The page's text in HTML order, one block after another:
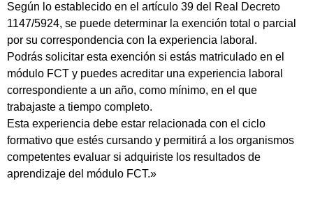
Según lo establecido en el artículo 39 del Real Decreto
1147/5924, se puede determinar la exención total o parcial
por su correspondencia con la experiencia laboral.
Podrás solicitar esta exención si estás matriculado en el
módulo FCT y puedes acreditar una experiencia laboral
correspondiente a un año, como mínimo, en el que
trabajaste a tiempo completo.
Esta experiencia debe estar relacionada con el ciclo
formativo que estés cursando y permitirá a los organismos
competentes evaluar si adquiriste los resultados de
aprendizaje del módulo FCT.»